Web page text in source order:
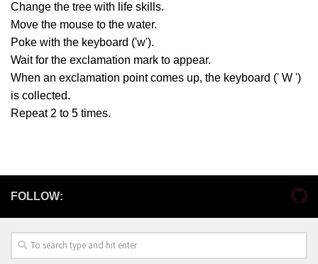
Change the tree with life skills.
Move the mouse to the water.
Poke with the keyboard ('w').
Wait for the exclamation mark to appear.
When an exclamation point comes up, the keyboard (' W ')
is collected.
Repeat 2 to 5 times.
FOLLOW: